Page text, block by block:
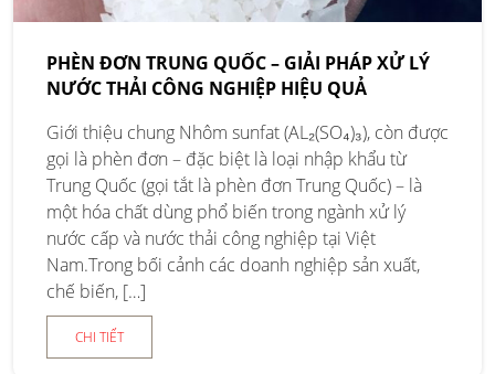
PHÈN ĐƠN TRUNG QUỐC – GIẢI PHÁP XỬ LÝ
NƯỚC THẢI CÔNG NGHIỆP HIỆU QUẢ
Giới thiệu chung Nhôm sunfat (AL₂(SO₄)₃), còn được
gọi là phèn đơn – đặc biệt là loại nhập khẩu từ
Trung Quốc (gọi tắt là phèn đơn Trung Quốc) – là
một hóa chất dùng phổ biến trong ngành xử lý
nước cấp và nước thải công nghiệp tại Việt
Nam.Trong bối cảnh các doanh nghiệp sản xuất,
chế biến, […]
CHI TIẾT